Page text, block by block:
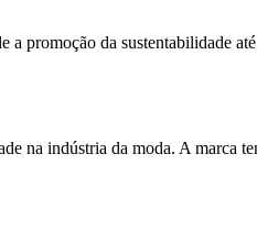
promoção da sustentabilidade
na indústria da moda. A marca